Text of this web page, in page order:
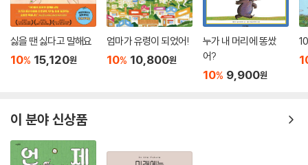
*이 그림책을 즐기는 특별한 방법 : 밤에 불을 끄고, 혹은 깜깜한 곳에서 U
V랜턴으로 책을 비춰 보자. 장면마다 루트비히의 머리에 사용한 오렌지 별
색의 형광빛이 드러나며 어둠 속에서 환상적인 색채가 펼쳐진다. 한 책을
‘눈에 보이지 않으면 존재하지 않는가’라는 철학적 질문을 이보다 더 아름
답게 그려낼 수 있을까? 달빛이 강물처럼 흐르는 시간, 루트비히의 방에서
싫을 땐 싫다고 말해요
10% 15,120원
엄마가 유령이 되었어!
10% 10,800원
누가 내 머리에 똥쌌
어?
10% 9,900원
이 분야 신상품